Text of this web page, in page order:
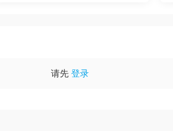
请先 登录